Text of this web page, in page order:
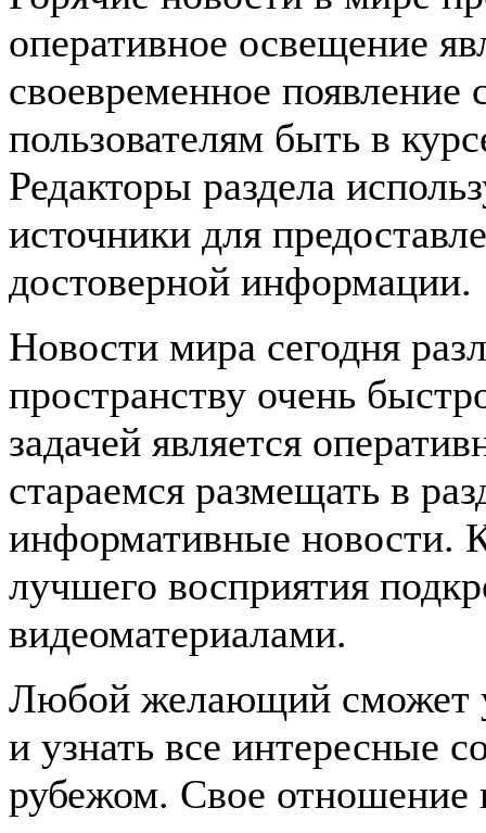
оперативное освещение
своевременное появление
пользователям быть в
Редакторы раздела
источники для
достоверной информации.
Новости мира сегодня
пространству очень
задачей является
стараемся размещать в
информативные новости.
лучшего восприятия
видеоматериалами.
Любой желающий сможет
и узнать все интересные
рубежом. Свое отношение